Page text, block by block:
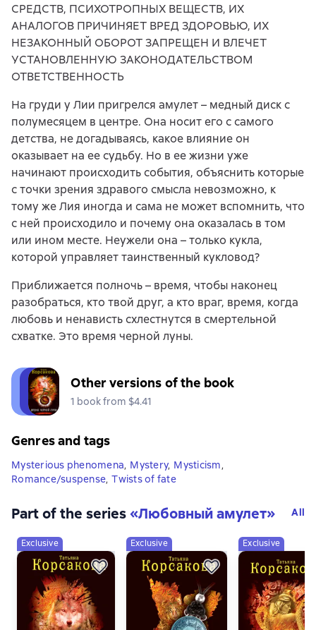
СРЕДСТВ, ПСИХОТРОПНЫХ ВЕЩЕСТВ, ИХ
АНАЛОГОВ ПРИЧИНЯЕТ ВРЕД ЗДОРОВЬЮ, ИХ
НЕЗАКОННЫЙ ОБОРОТ ЗАПРЕЩЕН И ВЛЕЧЕТ
УСТАНОВЛЕННУЮ ЗАКОНОДАТЕЛЬСТВОМ
ОТВЕТСТВЕННОСТЬ
На груди у Лии пригрелся амулет – медный диск с
полумесяцем в центре. Она носит его с самого
детства, не догадываясь, какое влияние он
оказывает на ее судьбу. Но в ее жизни уже
начинают происходить события, объяснить которые
с точки зрения здравого смысла невозможно, к
тому же Лия иногда и сама не может вспомнить, что
с ней происходило и почему она оказалась в том
или ином месте. Неужели она – только кукла,
которой управляет таинственный кукловод?
Приближается полночь – время, чтобы наконец
разобраться, кто твой друг, а кто враг, время, когда
любовь и ненависть схлестнутся в смертельной
схватке. Это время черной луны.
Other versions of the book
1 book from $4.41
Genres and tags
Mysterious phenomena, Mystery, Mysticism,
Romance/suspense, Twists of fate
Part of the series«Любовный амулет» All
Exclusive Exclusive Exclusive